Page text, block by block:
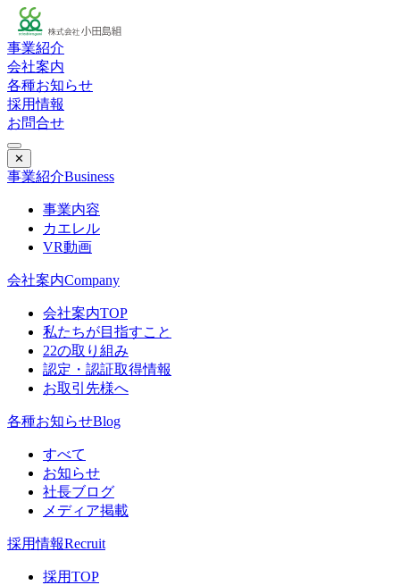
事業紹介
会社案内
各種お知らせ
採用情報
お問合せ
✕
事業紹介Business
事業内容
カエレル
VR動画
会社案内Company
会社案内TOP
私たちが目指すこと
22の取り組み
認定・認証取得情報
お取引先様へ
各種お知らせBlog
すべて
お知らせ
社長ブログ
メディア掲載
採用情報Recruit
採用TOP